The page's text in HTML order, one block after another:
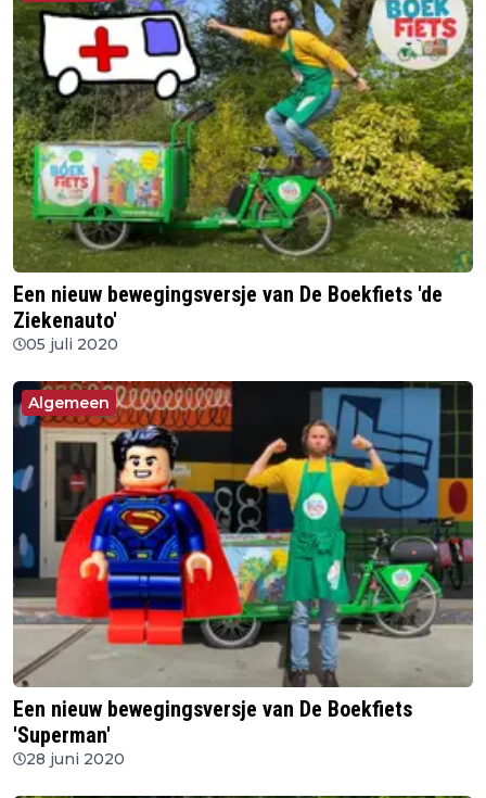
Een nieuw bewegingsversje van De Boekfiets 'de
Ziekenauto'
05 juli 2020
Algemeen
Een nieuw bewegingsversje van De Boekfiets
'Superman'
28 juni 2020